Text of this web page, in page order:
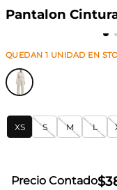
Pantalon
QUEDAN1 UNIDAD EN
XS S M L
Precio Contado$